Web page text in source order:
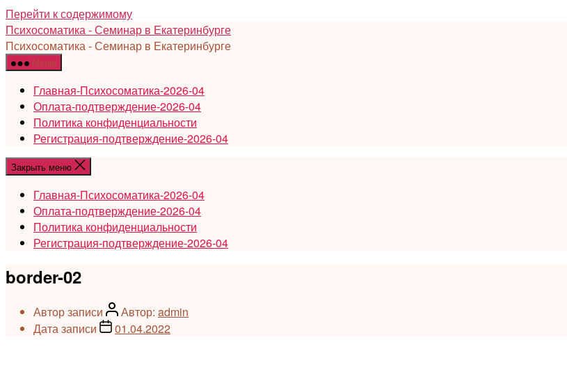
Перейти к содержимому
Психосоматика - Семинар в Екатеринбурге
Психосоматика - Семинар в Екатеринбурге
Меню
Главная-Психосоматика-2026-04
Оплата-подтверждение-2026-04
Политика конфиденциальности
Регистрация-подтверждение-2026-04
Закрыть меню
Главная-Психосоматика-2026-04
Оплата-подтверждение-2026-04
Политика конфиденциальности
Регистрация-подтверждение-2026-04
border-02
Автор записи Автор: admin
Дата записи
01.04.2022